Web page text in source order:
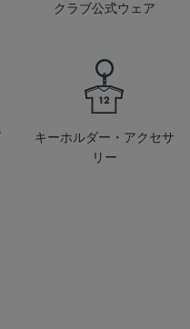
クラブ公式ウェア
キーホルダー・アクセサ
リー